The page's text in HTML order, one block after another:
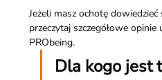
Jeżeli masz ochotę dowiedzieć
przeczytaj szczegółowe
PRObeing.
Dla kogo jest